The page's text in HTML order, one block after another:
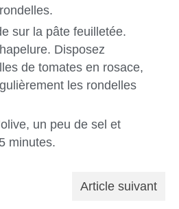
sur la pâte feuilletée.
Disposez
de tomates en rosace,
les rondelles
un peu de sel et
minutes.
Article suivant